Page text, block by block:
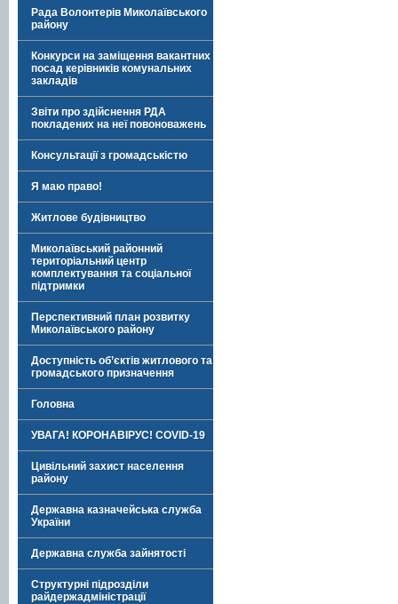
Рада Волонтерів Миколаївського
району
Конкурси на заміщення вакантних
посад керівників комунальних
закладів
Звіти про здійснення РДА
покладених на неї повоноважень
Консультації з громадськістю
Я маю право!
Житлове будівництво
Миколаївський районний
територіальний центр
комплектування та соціальної
підтримки
Перспективний план розвитку
Миколаївського району
Доступність об’єктів житлового та
громадського призначення
Головна
УВАГА! КОРОНАВІРУС! COVID-19
Цивільний захист населення
району
Державна казначейська служба
України
Державна служба зайнятості
Структурні підрозділи
райдержадміністрації